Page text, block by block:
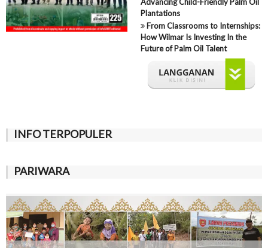
Plantations
From Classrooms to Internships:
How Wilmar Is Investing In the
Future of Palm Oil Talent
INFO TERPOPULER
PARIWARA